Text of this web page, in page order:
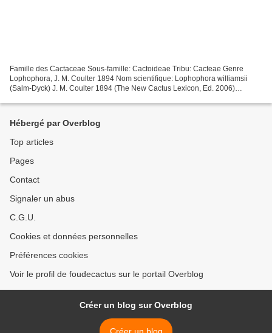
Famille des Cactaceae Sous-famille: Cactoideae Tribu: Cacteae Genre
Lophophora, J. M. Coulter 1894 Nom scientifique: Lophophora williamsii
(Salm-Dyck) J. M. Coulter 1894 (The New Cactus Lexicon, Ed. 2006)
Hébergé par Overblog
Top articles
Pages
Contact
Signaler un abus
C.G.U.
Cookies et données personnelles
Préférences cookies
Voir le profil de foudecactus sur le portail Overblog
Créer un blog sur Overblog